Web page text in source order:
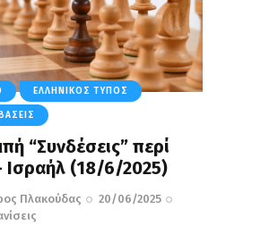
ΕΛΛΗΝΙΚΌΣ ΤΎΠΟΣ
“Συνδέσεις” περί
Ισραήλ (18/6/2025)
Πλακούδας
20/06/2025